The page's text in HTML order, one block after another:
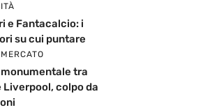
e Fantacalcio: i
su cui puntare
tra
Liverpool, colpo da